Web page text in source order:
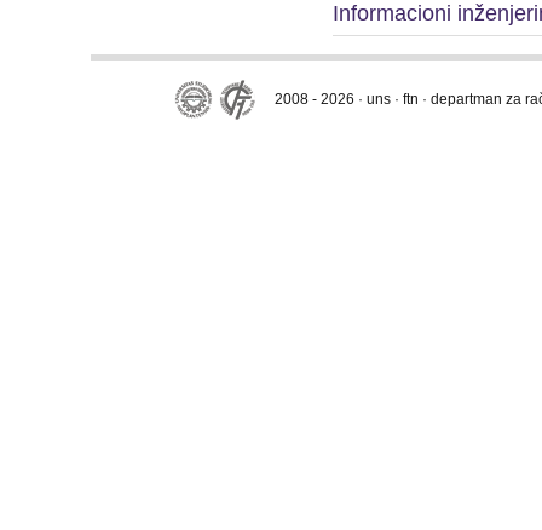
Informacioni
2008 - 2026 · uns · ftn · departman za